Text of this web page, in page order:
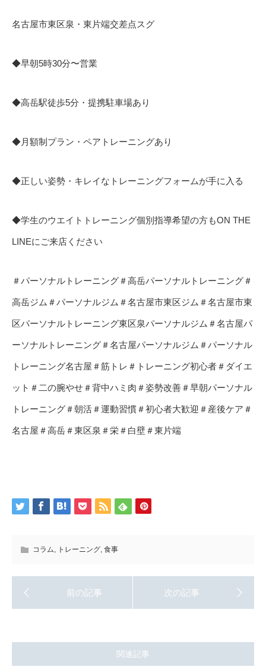
名古屋市東区泉・東片端交差点スグ
◆早朝5時30分〜営業
◆高岳駅徒歩5分・提携駐車場あり
◆月額制プラン・ペアトレーニングあり
◆正しい姿勢・キレイなトレーニングフォームが手に入る
◆学生のウエイトトレーニング個別指導希望の方もON THE
LINEにご来店ください
＃パーソナルトレーニング＃高岳パーソナルトレーニング＃
高岳ジム＃パーソナルジム＃名古屋市東区ジム＃名古屋市東
区パーソナルトレーニング東区泉パーソナルジム＃名古屋パ
ーソナルトレーニング＃名古屋パーソナルジム＃パーソナル
トレーニング名古屋＃筋トレ＃トレーニング初心者＃ダイエ
ット＃二の腕やせ＃背中ハミ肉＃姿勢改善＃早朝パーソナル
トレーニング＃朝活＃運動習慣＃初心者大歓迎＃産後ケア＃
名古屋＃高岳＃東区泉＃栄＃白壁＃東片端
コラム, トレーニング, 食事
関連記事